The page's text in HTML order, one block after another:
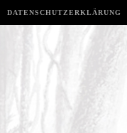
DATENSCHUTZERKLÄRUNG